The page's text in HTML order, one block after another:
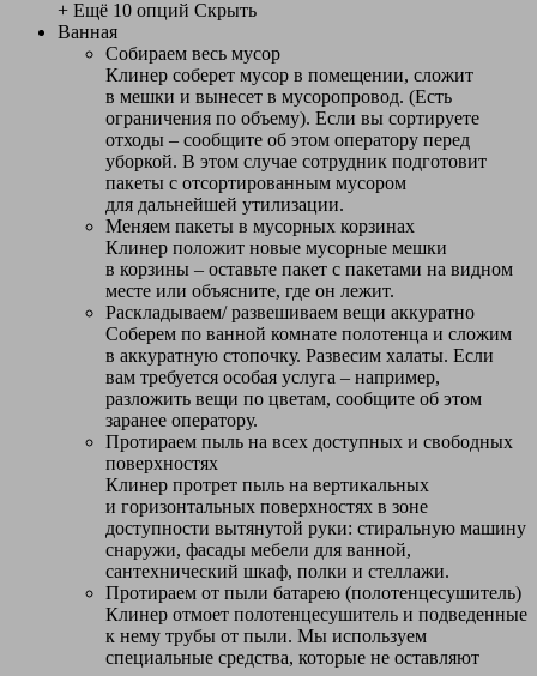
+ Ещё 10 опций Скрыть
Ванная
Собираем весь мусор
Клинер соберет мусор в помещении, сложит
в мешки и вынесет в мусоропровод. (Есть
ограничения по объему). Если вы сортируете
отходы – сообщите об этом оператору перед
уборкой. В этом случае сотрудник подготовит
пакеты с отсортированным мусором
для дальнейшей утилизации.
Меняем пакеты в мусорных корзинах
Клинер положит новые мусорные мешки
в корзины – оставьте пакет с пакетами на видном
месте или объясните, где он лежит.
Раскладываем/ развешиваем вещи аккуратно
Соберем по ванной комнате полотенца и сложим
в аккуратную стопочку. Развесим халаты. Если
вам требуется особая услуга – например,
разложить вещи по цветам, сообщите об этом
заранее оператору.
Протираем пыль на всех доступных и свободных
поверхностях
Клинер протрет пыль на вертикальных
и горизонтальных поверхностях в зоне
доступности вытянутой руки: стиральную машину
снаружи, фасады мебели для ванной,
сантехнический шкаф, полки и стеллажи.
Протираем от пыли батарею (полотенцесушитель)
Клинер отмоет полотенцесушитель и подведенные
к нему трубы от пыли. Мы используем
специальные средства, которые не оставляют